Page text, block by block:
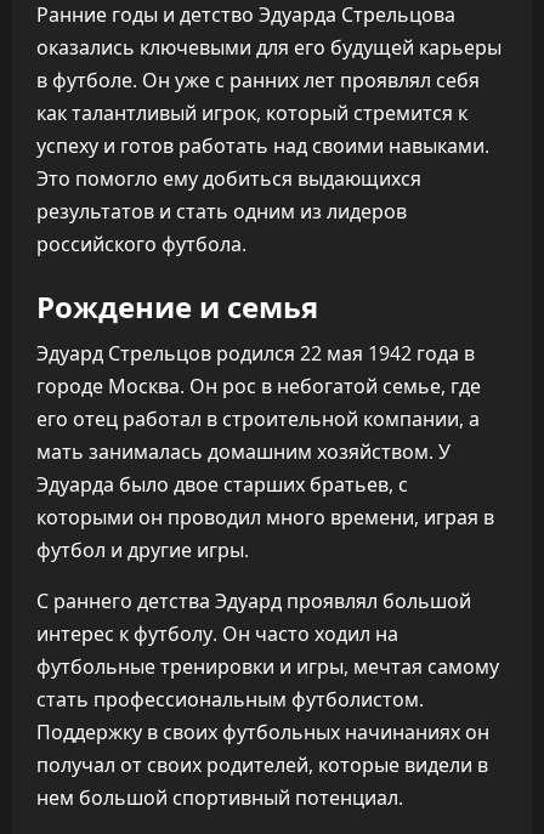
Ранние годы и детство Эдуарда Стрельцова
оказались ключевыми для его будущей карьеры
в футболе. Он уже с ранних лет проявлял себя
как талантливый игрок, который стремится к
успеху и готов работать над своими навыками.
Это помогло ему добиться выдающихся
результатов и стать одним из лидеров
российского футбола.
Рождение и семья
Эдуард Стрельцов родился 22 мая 1942 года в
городе Москва. Он рос в небогатой семье, где
его отец работал в строительной компании, а
мать занималась домашним хозяйством. У
Эдуарда было двое старших братьев, с
которыми он проводил много времени, играя в
футбол и другие игры.
С раннего детства Эдуард проявлял большой
интерес к футболу. Он часто ходил на
футбольные тренировки и игры, мечтая самому
стать профессиональным футболистом.
Поддержку в своих футбольных начинаниях он
получал от своих родителей, которые видели в
нем большой спортивный потенциал.